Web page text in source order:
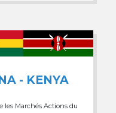
- KENYA
les Marchés Actions du